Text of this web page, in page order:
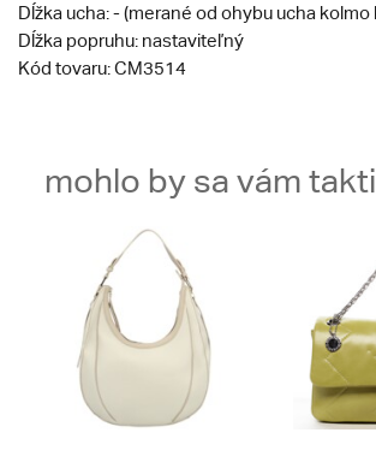
Dĺžka ucha: - (merané od ohybu ucha kolmo
Dĺžka popruhu: nastaviteľný
Kód tovaru: CM3514
mohlo by sa vám